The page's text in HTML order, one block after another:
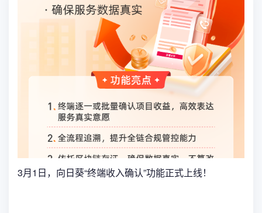
3月1日，向日葵“终端收入确认”功能正式上线！